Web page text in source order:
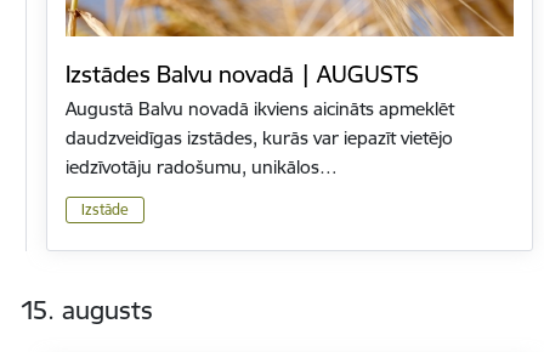
Izstādes Balvu novadā | AUGUSTS
Augustā Balvu novadā ikviens aicināts apmeklēt
daudzveidīgas izstādes, kurās var iepazīt vietējo
iedzīvotāju radošumu, unikālos…
Izstāde
15. augusts